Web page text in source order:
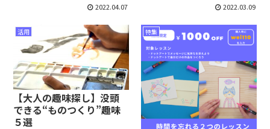
2022.04.07 2022.03.09
活用
【大人の趣味探し】没頭
できる“ものつくり”趣味
５選
特集